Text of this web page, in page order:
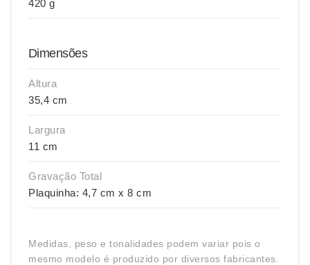
420 g
Dimensões
Altura
35,4 cm
Largura
11 cm
Gravação Total
Plaquinha: 4,7 cm x 8 cm
Medidas, peso e tonalidades podem variar pois o
mesmo modelo é produzido por diversos fabricantes.